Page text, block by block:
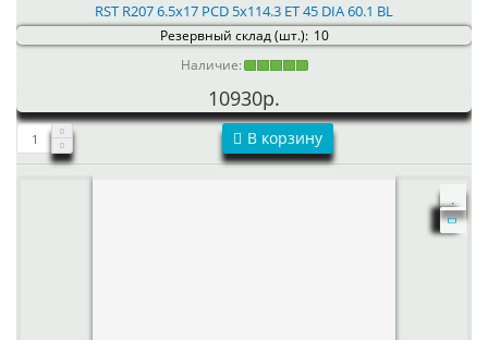
RST R207 6.5x17 PCD 5x114.3 ET 45 DIA 60.1 BL
Резервный склад (шт.): 10
Наличие:
10930р.
В корзину